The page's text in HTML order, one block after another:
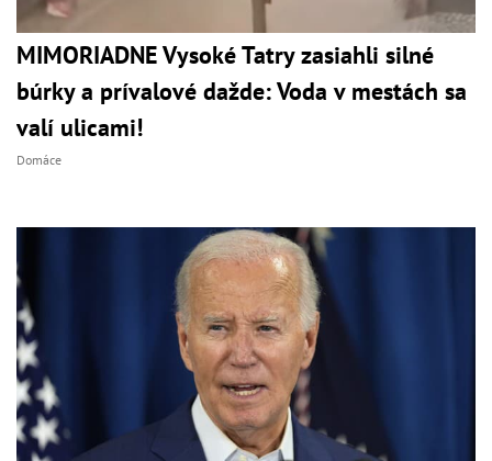
MIMORIADNE Vysoké Tatry zasiahli silné
búrky a prívalové dažde: Voda v mestách sa
valí ulicami!
Domáce